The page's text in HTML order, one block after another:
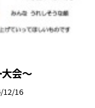
大会～
12/16